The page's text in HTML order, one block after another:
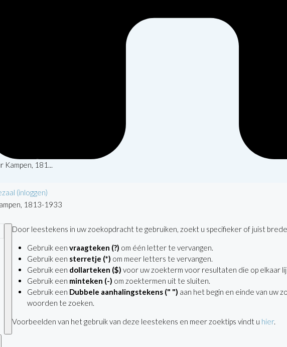
181...
(inloggen)
1813-1933
Door leestekens in uw zoekopdracht te gebruiken, zoekt u specifieker of juist
Gebruik een vraagteken (?) om één letter te vervangen.
Gebruik een sterretje (*) om meer letters te vervangen.
Gebruik een dollarteken ($) voor uw zoekterm voor resultaten die op elkaar
Gebruik een minteken (-) om zoektermen uit te sluiten.
Gebruik een Dubbele aanhalingstekens (" ") aan het begin en einde van uw
woorden te zoeken.
Voorbeelden van het gebruik van deze leestekens en meer zoektips vindt u hier.